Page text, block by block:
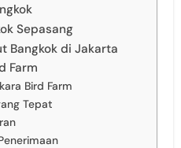
Sepasang
Bangkok di Jakarta
Farm
Bird Farm
Tepat